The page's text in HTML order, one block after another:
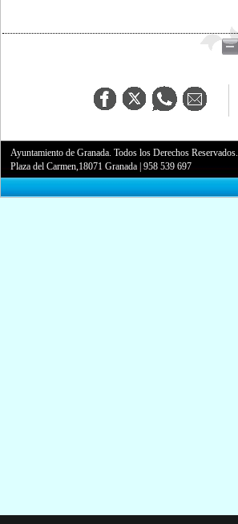
Ayuntamiento de Granada. Todos los Derechos Reservados.
Plaza del Carmen,18071 Granada |958 539 697